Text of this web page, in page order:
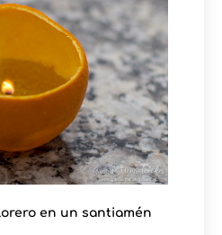
en un santiamén